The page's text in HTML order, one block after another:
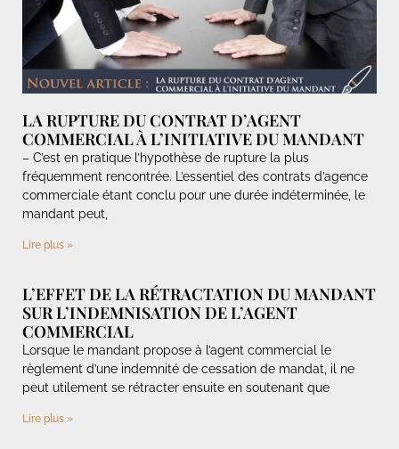
LA RUPTURE DU CONTRAT D’AGENT
COMMERCIAL À L’INITIATIVE DU MANDANT
– C’est en pratique l’hypothèse de rupture la plus
fréquemment rencontrée. L’essentiel des contrats d’agence
commerciale étant conclu pour une durée indéterminée, le
mandant peut,
Lire plus »
L’EFFET DE LA RÉTRACTATION DU MANDANT
SUR L’INDEMNISATION DE L’AGENT
COMMERCIAL
Lorsque le mandant propose à l’agent commercial le
règlement d’une indemnité de cessation de mandat, il ne
peut utilement se rétracter ensuite en soutenant que
Lire plus »